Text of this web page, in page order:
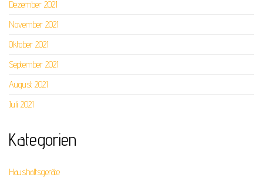
Dezember 2021
November 2021
Oktober 2021
September 2021
August 2021
Juli 2021
Kategorien
Haushaltsgeräte